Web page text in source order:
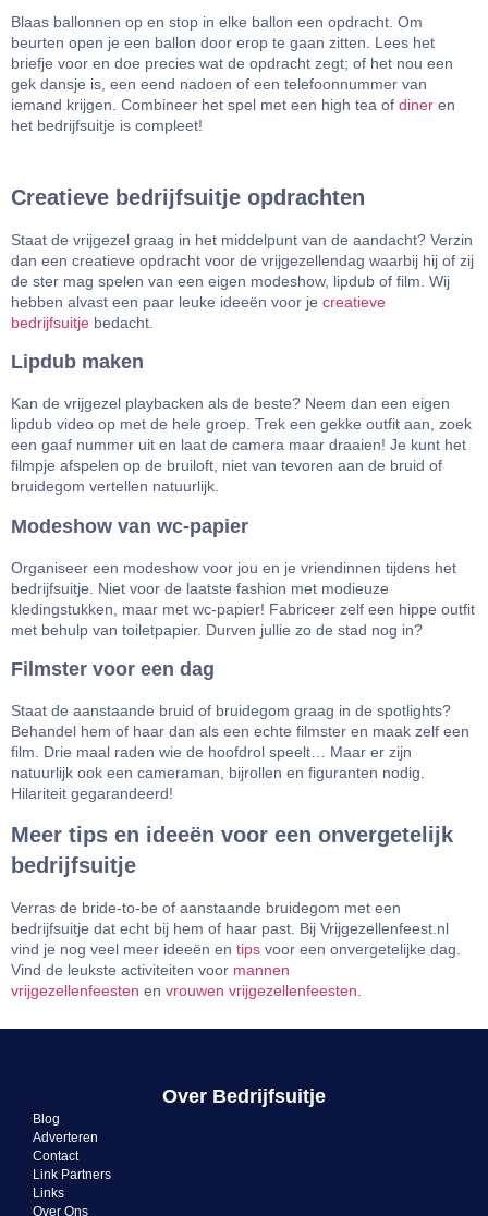
Blaas ballonnen op en stop in elke ballon een opdracht. Om
beurten open je een ballon door erop te gaan zitten. Lees het
briefje voor en doe precies wat de opdracht zegt; of het nou een
gek dansje is, een eend nadoen of een telefoonnummer van
iemand krijgen. Combineer het spel met een high tea of diner en
het bedrijfsuitje is compleet!
Creatieve bedrijfsuitje opdrachten
Staat de vrijgezel graag in het middelpunt van de aandacht? Verzin
dan een creatieve opdracht voor de vrijgezellendag waarbij hij of zij
de ster mag spelen van een eigen modeshow, lipdub of film. Wij
hebben alvast een paar leuke ideeën voor je creatieve
bedrijfsuitje bedacht.
Lipdub maken
Kan de vrijgezel playbacken als de beste? Neem dan een eigen
lipdub video op met de hele groep. Trek een gekke outfit aan, zoek
een gaaf nummer uit en laat de camera maar draaien! Je kunt het
filmpje afspelen op de bruiloft, niet van tevoren aan de bruid of
bruidegom vertellen natuurlijk.
Modeshow van wc-papier
Organiseer een modeshow voor jou en je vriendinnen tijdens het
bedrijfsuitje. Niet voor de laatste fashion met modieuze
kledingstukken, maar met wc-papier! Fabriceer zelf een hippe outfit
met behulp van toiletpapier. Durven jullie zo de stad nog in?
Filmster voor een dag
Staat de aanstaande bruid of bruidegom graag in de spotlights?
Behandel hem of haar dan als een echte filmster en maak zelf een
film. Drie maal raden wie de hoofdrol speelt… Maar er zijn
natuurlijk ook een cameraman, bijrollen en figuranten nodig.
Hilariteit gegarandeerd!
Meer tips en ideeën voor een onvergetelijk
bedrijfsuitje
Verras de bride-to-be of aanstaande bruidegom met een
bedrijfsuitje dat echt bij hem of haar past. Bij Vrijgezellenfeest.nl
vind je nog veel meer ideeën en tips voor een onvergetelijke dag.
Vind de leukste activiteiten voor mannen
vrijgezellenfeesten en vrouwen vrijgezellenfeesten.
Over Bedrijfsuitje
Blog
Adverteren
Contact
Link Partners
Links
Over Ons